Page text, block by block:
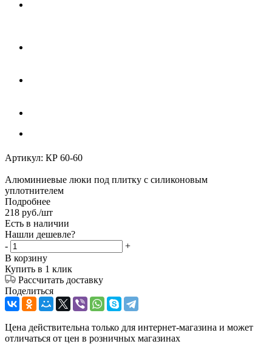
Артикул: КР 60-60
Алюминиевые люки под плитку с силиконовым
уплотнителем
Подробнее
218 руб./шт
Есть в наличии
Нашли дешевле?
-
+
В корзину
Купить в 1 клик
Рассчитать доставку
Поделиться
Цена действительна только для интернет-магазина и может
отличаться от цен в розничных магазинах